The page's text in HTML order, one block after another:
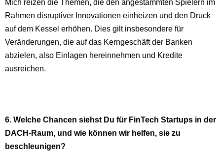
Mich reizen die Themen, die den angestammten Spielern im
Rahmen disruptiver Innovationen einheizen und den Druck
auf dem Kessel erhöhen. Dies gilt insbesondere für
Veränderungen, die auf das Kerngeschäft der Banken
abzielen, also Einlagen hereinnehmen und Kredite
ausreichen.
6. Welche Chancen siehst Du für FinTech Startups in der
DACH-Raum, und wie können wir helfen, sie zu
beschleunigen?